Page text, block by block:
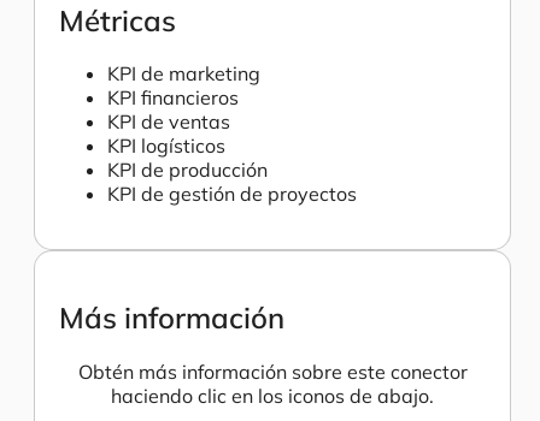
Métricas
KPI de marketing
KPI financieros
KPI de ventas
KPI logísticos
KPI de producción
KPI de gestión de proyectos
Más información
Obtén más información sobre este conector
haciendo clic en los iconos de abajo.